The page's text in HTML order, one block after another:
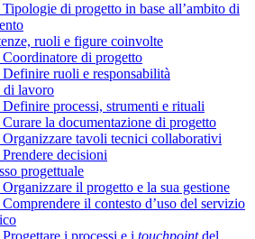
di progetto in base all’ambito di
ruoli e figure coinvolte
di progetto
ruoli e responsabilità
di lavoro
processi, strumenti e rituali
la documentazione di progetto
tavoli tecnici collaborativi
decisioni
progettuale
il progetto e la sua gestione
il contesto d’uso del servizio
i processi e i touchpointdel